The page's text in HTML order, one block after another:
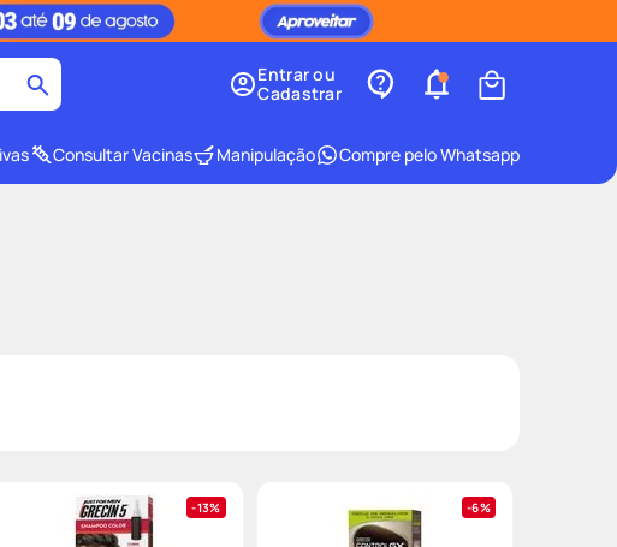
Entrar ou
Cadastrar
Consultar Vacinas Manipulação Compre pelo Whatsapp
13% 6%